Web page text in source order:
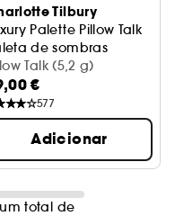
Tilbury
Palette Pillow Talk
de sombras
Talk (5,2 g)
€
577
Adicionar
total de